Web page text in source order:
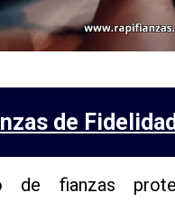
de Fidelidad
de fianzas